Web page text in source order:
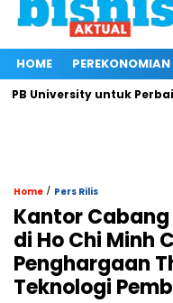
HOME PEREKONOMIAN
untuk
Home / Pers Rilis
Kantor
di Ho Chi Minh
Penghargaan
Teknologi